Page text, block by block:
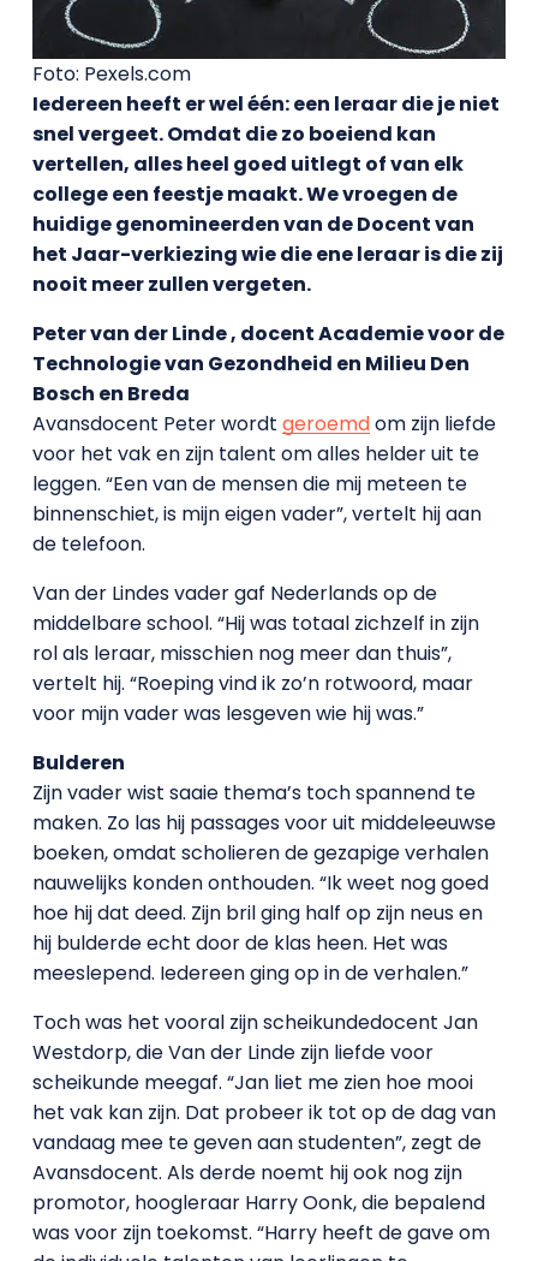
Foto: Pexels.com
Iedereen heeft er wel één: een leraar die je niet
snel vergeet. Omdat die zo boeiend kan
vertellen, alles heel goed uitlegt of van elk
college een feestje maakt. We vroegen de
huidige genomineerden van de Docent van
het Jaar-verkiezing wie die ene leraar is die zij
nooit meer zullen vergeten.
Peter van der Linde , docent Academie voor de
Technologie van Gezondheid en Milieu Den
Bosch en Breda
Avansdocent Peter wordt geroemdom zijn liefde
voor het vak en zijn talent om alles helder uit te
leggen. “Een van de mensen die mij meteen te
binnenschiet, is mijn eigen vader”, vertelt hij aan
de telefoon.
Van der Lindes vader gaf Nederlands op de
middelbare school. “Hij was totaal zichzelf in zijn
rol als leraar, misschien nog meer dan thuis”,
vertelt hij. “Roeping vind ik zo’n rotwoord, maar
voor mijn vader was lesgeven wie hij was.”
Bulderen
Zijn vader wist saaie thema’s toch spannend te
maken. Zo las hij passages voor uit middeleeuwse
boeken, omdat scholieren de gezapige verhalen
nauwelijks konden onthouden. “Ik weet nog goed
hoe hij dat deed. Zijn bril ging half op zijn neus en
hij bulderde echt door de klas heen. Het was
meeslepend. Iedereen ging op in de verhalen.”
Toch was het vooral zijn scheikundedocent Jan
Westdorp, die Van der Linde zijn liefde voor
scheikunde meegaf. “Jan liet me zien hoe mooi
het vak kan zijn. Dat probeer ik tot op de dag van
vandaag mee te geven aan studenten”, zegt de
Avansdocent. Als derde noemt hij ook nog zijn
promotor, hoogleraar Harry Oonk, die bepalend
was voor zijn toekomst. “Harry heeft de gave om